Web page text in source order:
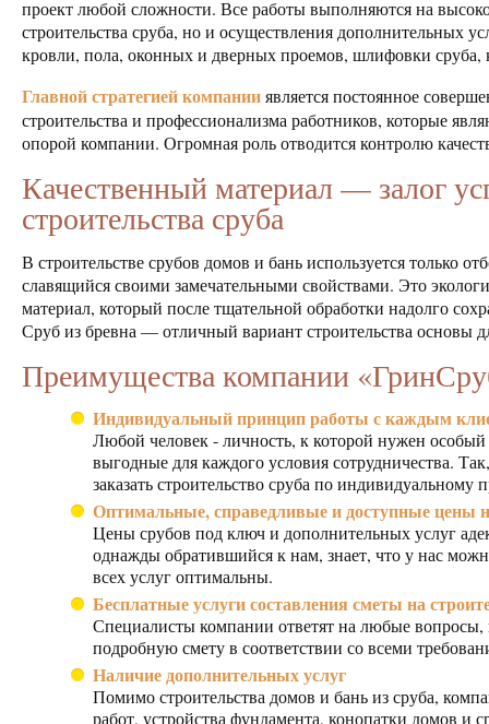
проект любой сложности. Все работы выполняются на
строительства сруба, но и осуществления дополнительных
кровли, пола, оконных и дверных проемов, шлифовки
Главной стратегией компанииявляется постоянное
строительства и профессионализма работников, которые
опорой компании. Огромная роль отводится контролю
Качественный материал — залог
строительства сруба
В строительстве срубов домов и бань используется только
славящийся своими замечательными свойствами. Это
материал, который после тщательной обработки надолго
Сруб из бревна — отличный вариант строительства основы
Преимущества компании
Индивидуальный принцип работы с каждым
Любой человек - личность, к которой нужен
выгодные для каждого условия сотрудничества.
заказать строительство сруба по индивидуальному
Оптимальные, справедливые и доступные цены
Цены срубов под ключ и дополнительных услуг
однажды обратившийся к нам, знает, что у нас
всех услуг оптимальны.
Бесплатные услуги составления сметы на
Специалисты компании ответят на любые вопросы,
подробную смету в соответствии со всеми
Наличие дополнительных услуг
Помимо строительства домов и бань из сруба,
работ, устройства фундамента, конопатки домов